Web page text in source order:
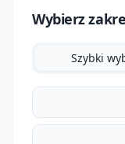
Wybierz
Szybki